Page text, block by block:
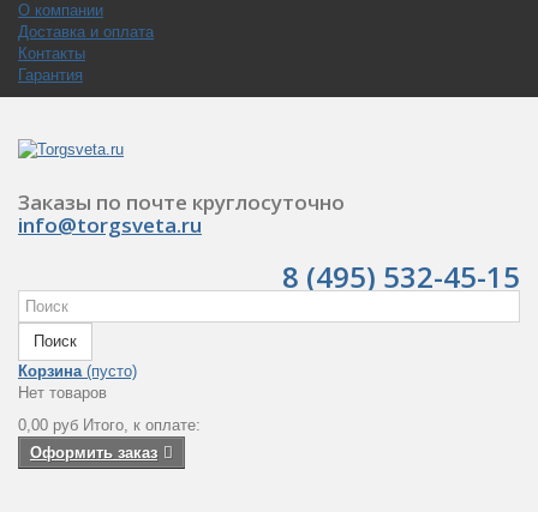
О компании
Доставка и оплата
Контакты
Гарантия
Заказы по почте круглосуточно
info@torgsveta.ru
8 (495) 532-45-15
Поиск
Корзина (пусто)
Нет товаров
0,00 руб Итого, к оплате:
Оформить заказ